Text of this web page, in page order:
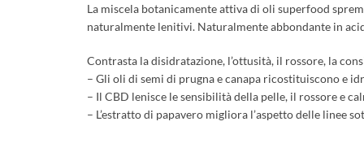
La miscela botanicamente attiva di oli superfood
naturalmente lenitivi. Naturalmente abbondante in
Contrasta la disidratazione, l’ottusità, il rossore, la
– Gli oli di semi di prugna e canapa ricostituiscono e
– Il CBD lenisce le sensibilità della pelle, il rossore e
– L’estratto di papavero migliora l’aspetto delle linee